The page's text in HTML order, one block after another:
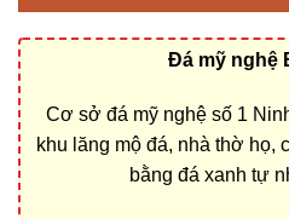
Đá mỹ nghệ
Cơ sở đá mỹ nghệ số 1
khu lăng mộ đá, nhà thờ họ,
bằng đá xanh tự